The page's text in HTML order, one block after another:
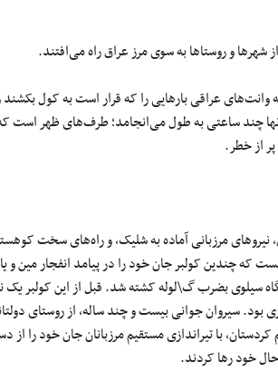
و روستاها به سوی مرز عراق راه می‌افتند.
می‌رسند که وانت‌های عراقی بارهایی را که قرار است به کول
چند ساعتی به طول می‌انجامد؛ طرف‌های ظهر است که
از خطر.
از زمان جنگ ۸ ساله با عراق، نیروهای مرزبانی آماده به شلیک، و راه‌های
که چندین کولبر جان خود را در پیامد انفجار مین و یا
سیلوی بضرب گ\لوله کشته شد. قبل از این کولبر یک
بود. سیروان جوانی بیست و چند ساله، از روستای
با تیراندازی مستقیم مرزبانان جان خود را از
خود رها کردند.